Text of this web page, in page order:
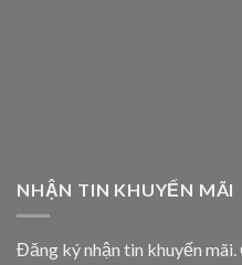
NHẬN TIN KHUYẾN MÃI
Đăng ký nhận tin khuyến